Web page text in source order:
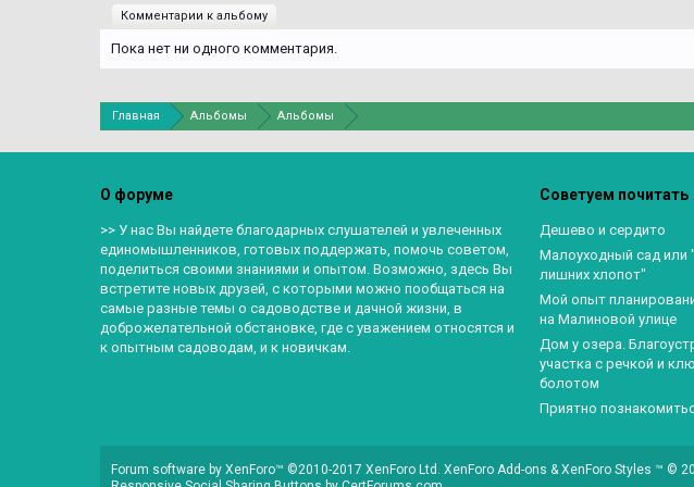
Комментарии к альбому
Пока нет ни одного комментария.
Главная Альбомы Альбомы
О форуме
>> У нас Вы найдете благодарных слушателей и увлеченных
единомышленников, готовых поддержать, помочь советом,
поделиться своими знаниями и опытом. Возможно, здесь Вы
встретите новых друзей, с которыми можно пообщаться на
самые разные темы о садоводстве и дачной жизни, в
доброжелательной обстановке, где с уважением относятся и
к опытным садоводам, и к новичкам.
Советуем почитать
Дешево и сердито
Малоуходный сад или
лишних хлопот"
Мой опыт
на Малиновой улице
Дом у озера.
участка с речкой и
болотом
Приятно
Forum software by XenForo™ ©2010-2017 XenForo Ltd. XenForo Add-ons &XenForo Styles ™ ©